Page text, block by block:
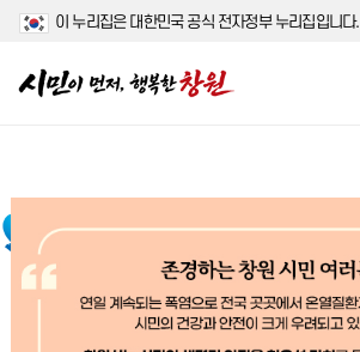
이 누리집은 대한민국 공식 전자정부 누리집입니다.
알려드립니다!